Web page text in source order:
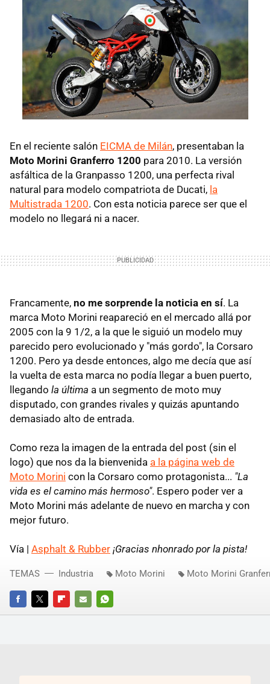
En el reciente salón EICMA de Milán, presentaban la
Moto Morini Granferro 1200 para 2010. La versión
asfáltica de la Granpasso 1200, una perfecta rival
natural para modelo compatriota de Ducati, la
Multistrada 1200. Con esta noticia parece ser que el
modelo no llegará ni a nacer.
Francamente, no me sorprende la noticia en sí. La
marca Moto Morini reapareció en el mercado allá por
2005 con la 9 1/2, a la que le siguió un modelo muy
parecido pero evolucionado y "más gordo", la Corsaro
1200. Pero ya desde entonces, algo me decía que así
la vuelta de esta marca no podía llegar a buen puerto,
llegando la última a un segmento de moto muy
disputado, con grandes rivales y quizás apuntando
demasiado alto de entrada.
Como reza la imagen de la entrada del post (sin el
logo) que nos da la bienvenida a la página web de
Moto Morini con la Corsaro como protagonista... "La
vida es el camino más hermoso". Espero poder ver a
Moto Morini más adelante de nuevo en marcha y con
mejor futuro.
Vía | Asphalt & Rubber ¡Gracias nhonrado por la pista!
FACEBOOKTWITTERFLIPBOARD
E-
WHATSAPP
TEMAS Industria Moto Morini Moto Morini